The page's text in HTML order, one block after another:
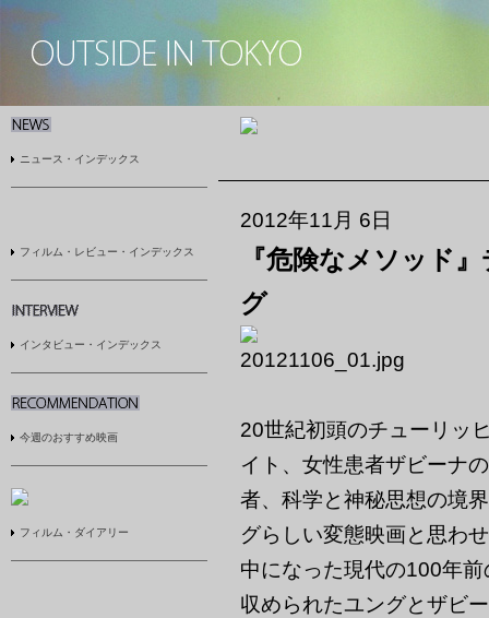
ニュース・インデックス
フィルム・レビュー・インデックス
インタビュー・インデックス
今週のおすすめ映画
フィルム・ダイアリー
2012年11月 6日
『危険なメソッド
グ
20世紀初頭のチューリッ
イト、女性患者ザビーナ
者、科学と神秘思想の境
グらしい変態映画と思わ
中になった現代の100年
収められたユングとザビ